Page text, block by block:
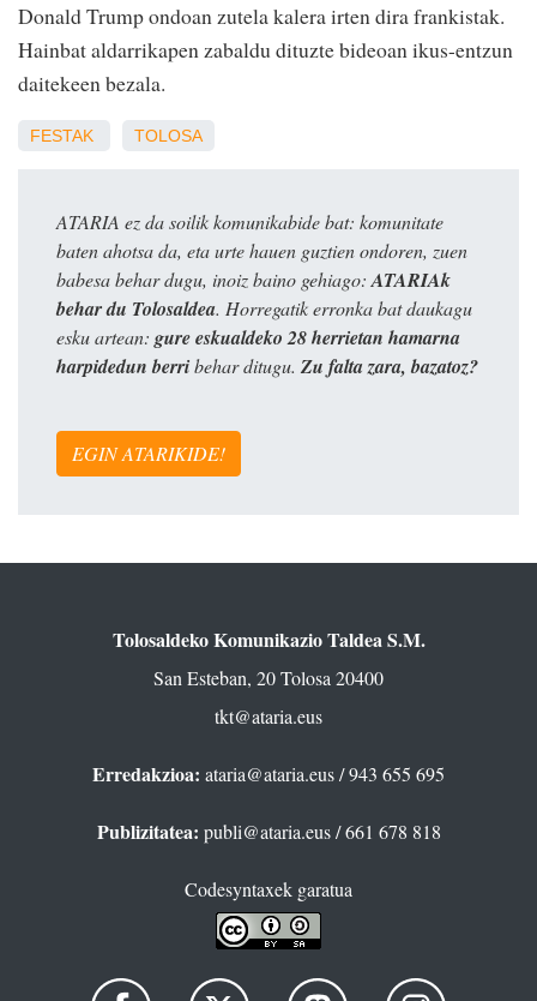
Donald Trump ondoan zutela kalera irten dira frankistak.
Hainbat aldarrikapen zabaldu dituzte bideoan ikus-entzun
daitekeen bezala.
FESTAK TOLOSA
ATARIA ez da soilik komunikabide bat: komunitate
baten ahotsa da, eta urte hauen guztien ondoren, zuen
babesa behar dugu, inoiz baino gehiago: ATARIAk
behar du Tolosaldea. Horregatik erronka bat daukagu
esku artean: gure eskualdeko 28 herrietan hamarna
harpidedun berribehar ditugu. Zu falta zara, bazatoz?
EGIN ATARIKIDE!
Tolosaldeko Komunikazio Taldea S.M.
San Esteban, 20 Tolosa 20400
tkt@ataria.eus
Erredakzioa: ataria@ataria.eus/ 943 655 695
Publizitatea: publi@ataria.eus/ 661 678 818
Codesyntaxek garatua